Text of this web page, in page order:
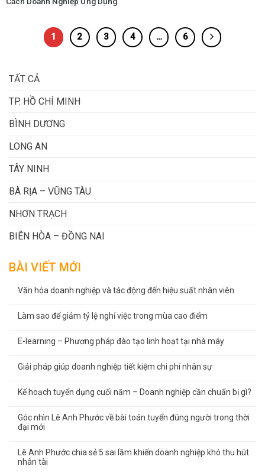
TẤT CẢ
TP. HỒ CHÍ MINH
BÌNH DƯƠNG
LONG AN
TÂY NINH
BÀ RỊA – VŨNG TÀU
NHƠN TRẠCH
BIÊN HÒA – ĐỒNG NAI
BÀI VIẾT MỚI
Văn hóa doanh nghiệp và tác động đến hiệu suất nhân viên
Làm sao để giảm tỷ lệ nghỉ việc trong mùa cao điểm
E-learning – Phương pháp đào tạo linh hoạt tại nhà máy
Giải pháp giúp doanh nghiệp tiết kiệm chi phí nhân sự
Kế hoạch tuyển dụng cuối năm – Doanh nghiệp cần chuẩn bị gì?
Góc nhìn Lê Anh Phước về bài toán tuyển đúng người trong thời
đại mới
Lê Anh Phước chia sẻ 5 sai lầm khiến doanh nghiệp khó thu hút
nhân tài
1 2 3 4 … 6